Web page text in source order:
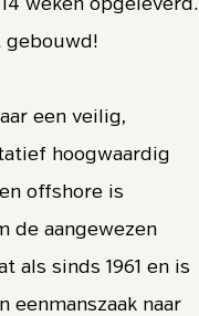
weken opgeleverd.
gebouwd!
een veilig,
hoogwaardig
offshore is
de aangewezen
als sinds 1961 en is
eenmanszaak naar